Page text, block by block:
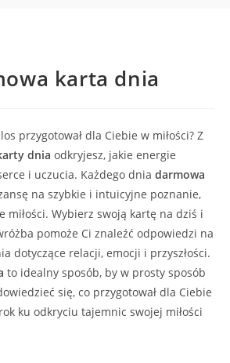
karta dnia
przygotował dla Ciebie w miłości? Z
dnia odkryjesz, jakie energie
i uczucia. Każdego dnia darmowa
na szybkie i intuicyjne poznanie,
miłości. Wybierz swoją kartę na dziś i
pomoże Ci znaleźć odpowiedzi na
dotyczące relacji, emocji i przyszłości.
to idealny sposób, by w prosty sposób
się, co przygotował dla Ciebie
ku odkryciu tajemnic swojej miłości